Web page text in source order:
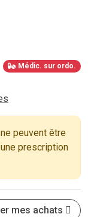
Médic. sur ordo.
peuvent être
prescription
mes achats